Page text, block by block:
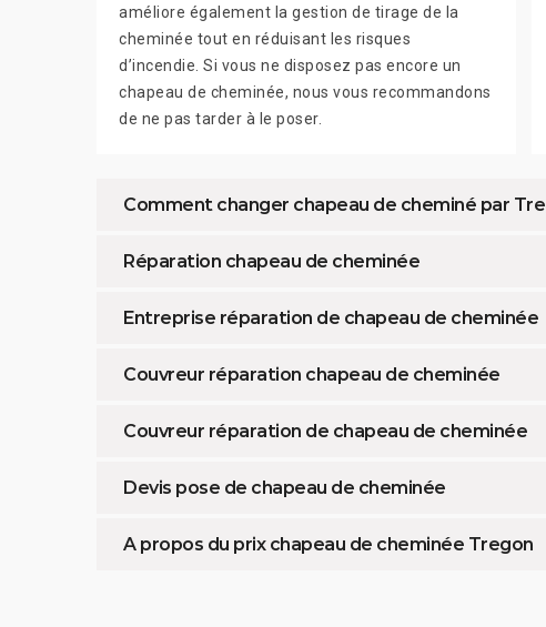
améliore également la gestion de tirage de la
cheminée tout en réduisant les risques
d’incendie. Si vous ne disposez pas encore un
chapeau de cheminée, nous vous recommandons
de ne pas tarder à le poser.
Comment changer chapeau de cheminé par
Réparation chapeau de cheminée
Entreprise réparation de chapeau de cheminée
Couvreur réparation chapeau de cheminée
Couvreur réparation de chapeau de cheminée
Devis pose de chapeau de cheminée
A propos du prix chapeau de cheminée Tregon